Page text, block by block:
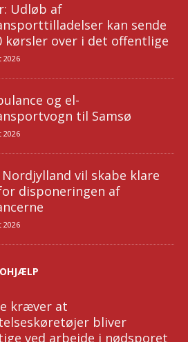
Udløb af
kan sende
kørsler over i det offentlige
2026
og el-
til Samsø
2026
Nordjylland vil skabe klare
disponeringen af
2026
kræver at
bliver
ved arbejde i nødsporet